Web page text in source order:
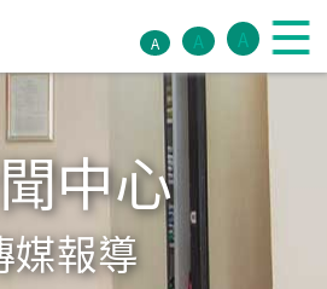
A A A
中心
媒報導